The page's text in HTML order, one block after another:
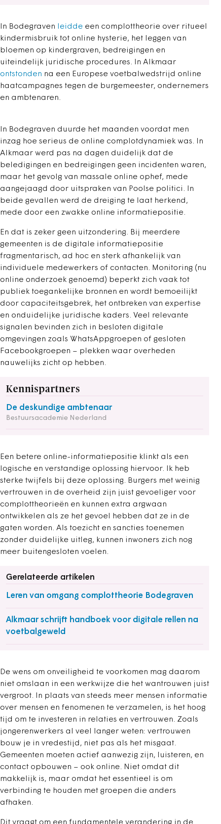
In Bodegraven leidde een complottheorie over ritueel
kindermisbruik tot online hysterie, het leggen van
bloemen op kindergraven, bedreigingen en
uiteindelijk juridische procedures. In Alkmaar
ontstonden na een Europese voetbalwedstrijd online
haatcampagnes tegen de burgemeester, ondernemers
en ambtenaren.
In Bodegraven duurde het maanden voordat men
inzag hoe serieus de online complotdynamiek was. In
Alkmaar werd pas na dagen duidelijk dat de
beledigingen en bedreigingen geen incidenten waren,
maar het gevolg van massale online ophef, mede
aangejaagd door uitspraken van Poolse politici. In
beide gevallen werd de dreiging te laat herkend,
mede door een zwakke online informatiepositie.
En dat is zeker geen uitzondering. Bij meerdere
gemeenten is de digitale informatiepositie
fragmentarisch, ad hoc en sterk afhankelijk van
individuele medewerkers of contacten. Monitoring (nu
online onderzoek genoemd) beperkt zich vaak tot
publiek toegankelijke bronnen en wordt bemoeilijkt
door capaciteitsgebrek, het ontbreken van expertise
en onduidelijke juridische kaders. Veel relevante
signalen bevinden zich in besloten digitale
omgevingen zoals WhatsAppgroepen of gesloten
Facebookgroepen – plekken waar overheden
nauwelijks zicht op hebben.
Kennispartners
De deskundige ambtenaar
Bestuursacademie Nederland
Een betere online-informatiepositie klinkt als een
logische en verstandige oplossing hiervoor. Ik heb
sterke twijfels bij deze oplossing. Burgers met weinig
vertrouwen in de overheid zijn juist gevoeliger voor
complottheorieën en kunnen extra argwaan
ontwikkelen als ze het gevoel hebben dat ze in de
gaten worden. Als toezicht en sancties toenemen
zonder duidelijke uitleg, kunnen inwoners zich nog
meer buitengesloten voelen.
Gerelateerde artikelen
Leren van omgang complottheorie Bodegraven
Alkmaar schrijft handboek voor digitale rellen na
voetbalgeweld
De wens om onveiligheid te voorkomen mag daarom
niet omslaan in een werkwijze die het wantrouwen juist
vergroot. In plaats van steeds meer mensen informatie
over mensen en fenomenen te verzamelen, is het hoog
tijd om te investeren in relaties en vertrouwen. Zoals
jongerenwerkers al veel langer weten: vertrouwen
bouw je in vredestijd, niet pas als het misgaat.
Gemeenten moeten actief aanwezig zijn, luisteren, en
contact opbouwen – ook online. Niet omdat dit
makkelijk is, maar omdat het essentieel is om
verbinding te houden met groepen die anders
afhaken.